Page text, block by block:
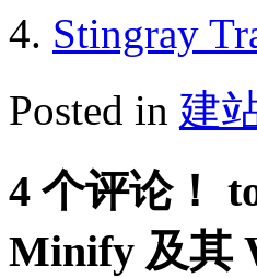
Stingray
Posted in 建
4 个评论！
Minify 及其